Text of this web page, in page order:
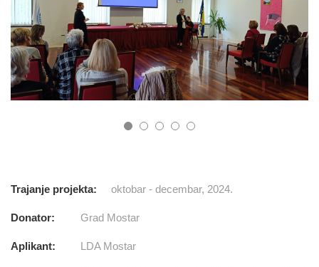
Trajanje projekta: oktobar - decembar, 2024.
Donator: Grad Mostar
Aplikant: LDA Mostar